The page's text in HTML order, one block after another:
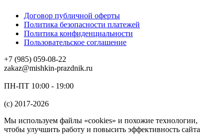
Договор публичной оферты
Политика безопасности платежей
Политика конфиденциальности
Пользовательское соглашение
+7 (985) 059-08-22
zakaz@mishkin-prazdnik.ru
ПН-ПТ 10:00 - 19:00
(c) 2017-2026
Мы используем файлы «cookies» и похожие технологии,
чтобы улучшить работу и повысить эффективность сайта